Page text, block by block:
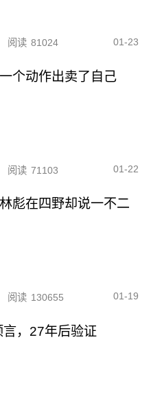
阅读 81024 01-23
个动作出卖了自己
阅读 71103 01-22
彪在四野却说一不二
阅读 130655 01-19
，27年后验证